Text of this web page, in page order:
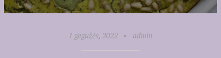
1 gegužės, 2022 • admin